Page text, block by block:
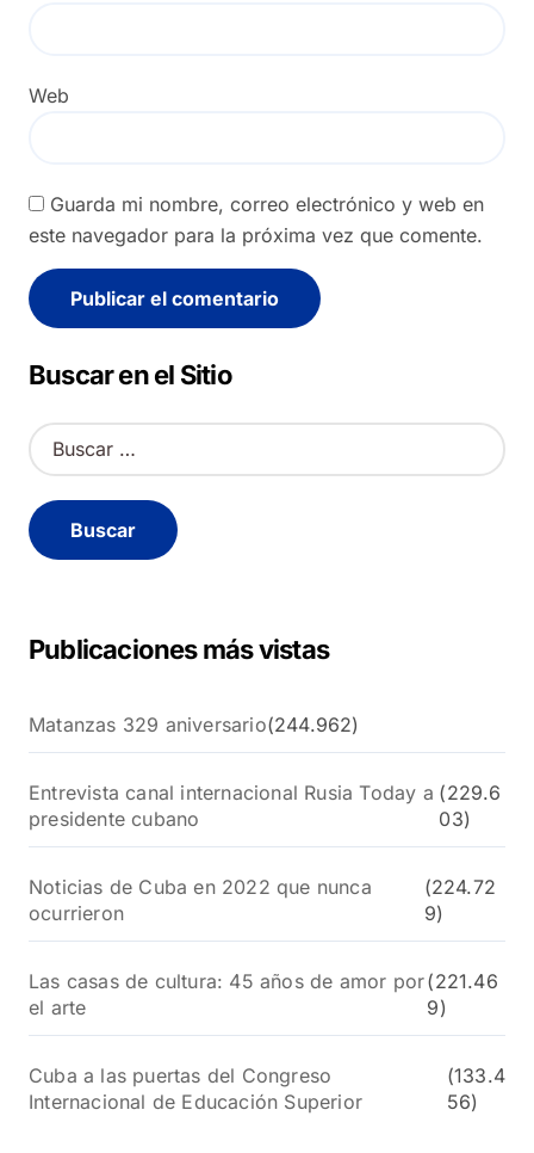
Web
Guarda mi nombre, correo electrónico y web en
este navegador para la próxima vez que comente.
Buscar en el Sitio
B
u
c
a
Publicaciones más vistas
Matanzas 329 aniversario(244.962)
Entrevista canal internacional Rusia Today a
presidente cubano
(229.6
03)
Noticias de Cuba en 2022 que nunca
ocurrieron
(224.72
9)
Las casas de cultura: 45 años de amor por
el arte
(221.46
9)
Cuba a las puertas del Congreso
Internacional de Educación Superior
(133.4
56)